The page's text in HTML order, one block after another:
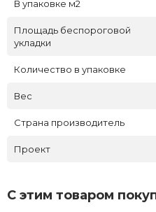
В упаковке м2
Площадь беспороговой
укладки
Количество в упаковке
Вес
Страна производитель
Проект
С этим товаром